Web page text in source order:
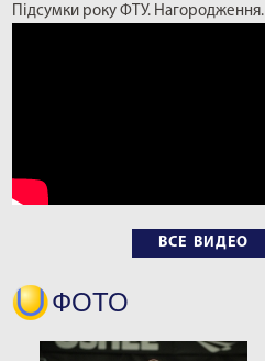
Підсумки року ФТУ. Нагородження.
ВСЕ ВИДЕО
ФОТО